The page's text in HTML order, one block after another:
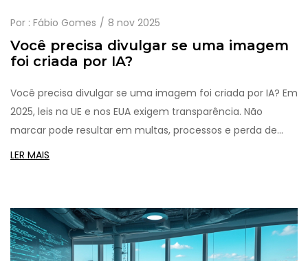
Por : Fábio Gomes 8 nov 2025
Você precisa divulgar se uma imagem
foi criada por IA?
Você precisa divulgar se uma imagem foi criada por IA? Em
2025, leis na UE e nos EUA exigem transparência. Não
marcar pode resultar em multas, processos e perda de
credibilidade. Saiba quando e como fazer corretamente.
LER MAIS